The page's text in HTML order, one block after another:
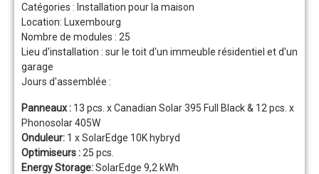
Catégories : Installation pour la maison
Location: Luxembourg
Nombre de modules : 25
Lieu d'installation : sur le toit d'un immeuble résidentiel et d'un
garage
Jours d'assemblée :
Panneaux : 13 pcs. x Canadian Solar 395 Full Black & 12 pcs. x
Phonosolar 405W
Onduleur: 1 x SolarEdge 10K hybryd
Optimiseurs :25 pcs.
Energy Storage:SolarEdge 9,2 kWh